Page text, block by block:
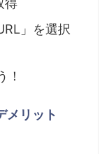
得
」を選択
！
メリット